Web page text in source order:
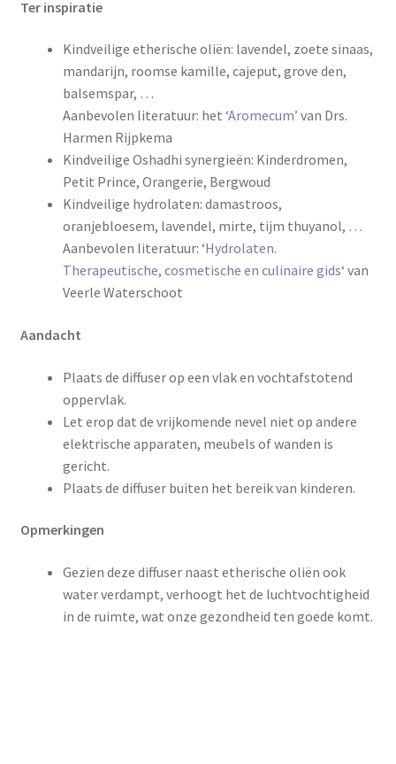
Ter inspiratie
Kindveilige etherische oliën: lavendel, zoete sinaas,
mandarijn, roomse kamille, cajeput, grove den,
balsemspar, …
Aanbevolen literatuur: het ‘Aromecum’ van Drs.
Harmen Rijpkema
Kindveilige Oshadhi synergieën: Kinderdromen,
Petit Prince, Orangerie, Bergwoud
Kindveilige hydrolaten: damastroos,
oranjebloesem, lavendel, mirte, tijm thuyanol, …
Aanbevolen literatuur: ‘Hydrolaten.
Therapeutische, cosmetische en culinaire gids‘ van
Veerle Waterschoot
Aandacht
Plaats de diffuser op een vlak en vochtafstotend
oppervlak.
Let erop dat de vrijkomende nevel niet op andere
elektrische apparaten, meubels of wanden is
gericht.
Plaats de diffuser buiten het bereik van kinderen.
Opmerkingen
Gezien deze diffuser naast etherische oliën ook
water verdampt, verhoogt het de luchtvochtigheid
in de ruimte, wat onze gezondheid ten goede komt.